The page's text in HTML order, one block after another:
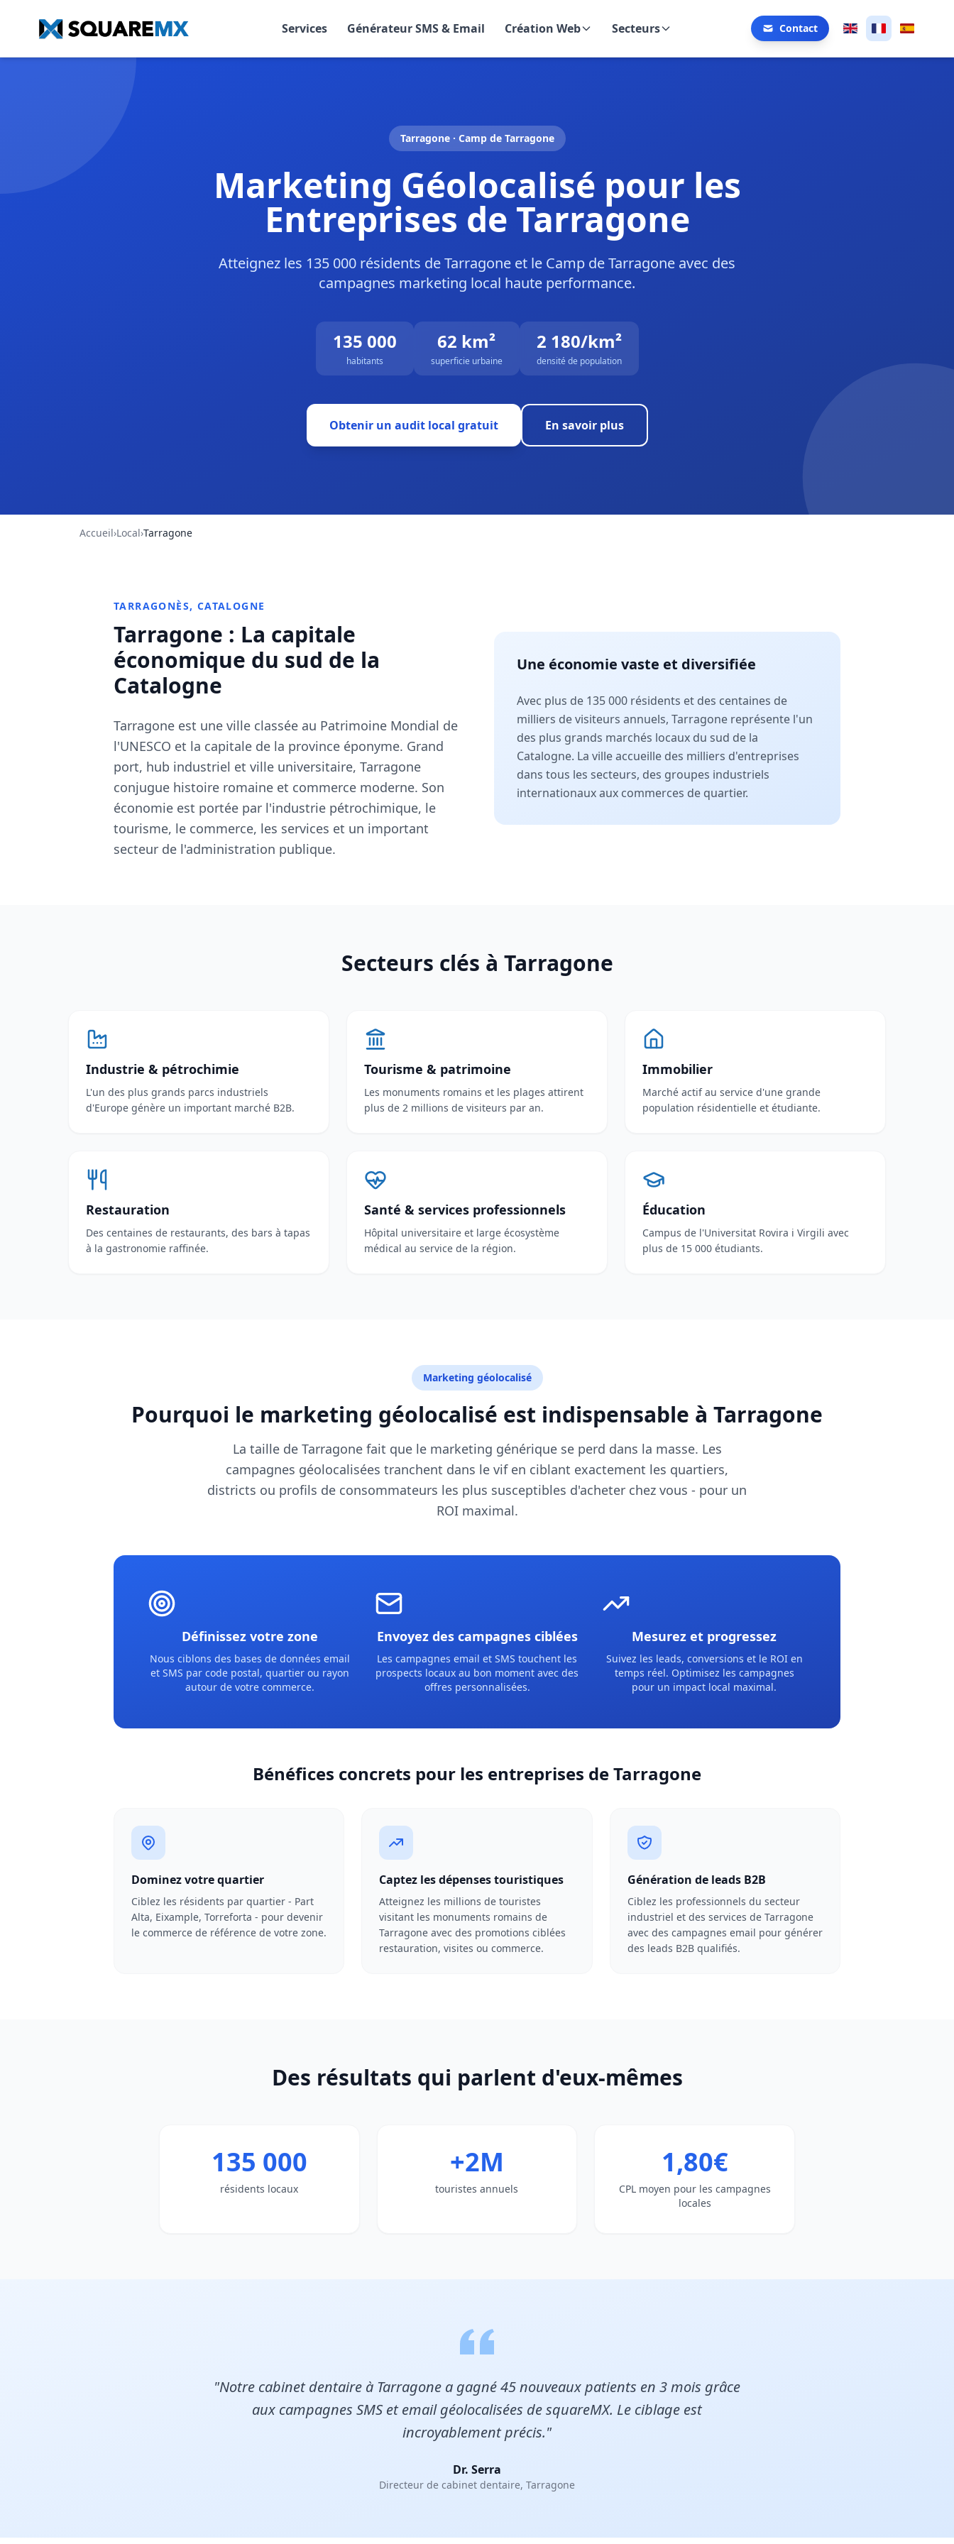
Services Générateur SMS & Email Création Web Secteurs Contact
Tarragone · Camp de Tarragone
Marketing Géolocalisé pour les
Entreprises de Tarragone
Atteignez les 135 000 résidents de Tarragone et le Camp de Tarragone avec des
campagnes marketing local haute performance.
135 000
habitants
62 km²
superficie urbaine
2 180/km²
densité de population
Obtenir un audit local gratuit En savoir plus
Accueil›Local›Tarragone
TARRAGONÈS, CATALOGNE
Tarragone : La capitale
économique du sud de la
Catalogne
Tarragone est une ville classée au Patrimoine Mondial de
l'UNESCO et la capitale de la province éponyme. Grand
port, hub industriel et ville universitaire, Tarragone
conjugue histoire romaine et commerce moderne. Son
économie est portée par l'industrie pétrochimique, le
tourisme, le commerce, les services et un important
secteur de l'administration publique.
Une économie vaste et diversifiée
Avec plus de 135 000 résidents et des centaines de
milliers de visiteurs annuels, Tarragone représente l'un
des plus grands marchés locaux du sud de la
Catalogne. La ville accueille des milliers d'entreprises
dans tous les secteurs, des groupes industriels
internationaux aux commerces de quartier.
Secteurs clés à Tarragone
Industrie & pétrochimie
L'un des plus grands parcs industriels
d'Europe génère un important marché B2B.
Tourisme & patrimoine
Les monuments romains et les plages attirent
plus de 2 millions de visiteurs par an.
Immobilier
Marché actif au service d'une grande
population résidentielle et étudiante.
Restauration
Des centaines de restaurants, des bars à tapas
à la gastronomie raffinée.
Santé & services professionnels
Hôpital universitaire et large écosystème
médical au service de la région.
Éducation
Campus de l'Universitat Rovira i Virgili avec
plus de 15 000 étudiants.
Marketing géolocalisé
Pourquoi le marketing géolocalisé est indispensable à Tarragone
La taille de Tarragone fait que le marketing générique se perd dans la masse. Les
campagnes géolocalisées tranchent dans le vif en ciblant exactement les quartiers,
districts ou profils de consommateurs les plus susceptibles d'acheter chez vous - pour un
ROI maximal.
Définissez votre zone
Nous ciblons des bases de données email
et SMS par code postal, quartier ou rayon
autour de votre commerce.
Envoyez des campagnes ciblées
Les campagnes email et SMS touchent les
prospects locaux au bon moment avec des
offres personnalisées.
Mesurez et progressez
Suivez les leads, conversions et le ROI en
temps réel. Optimisez les campagnes
pour un impact local maximal.
Bénéfices concrets pour les entreprises de Tarragone
Dominez votre quartier
Ciblez les résidents par quartier - Part
Alta, Eixample, Torreforta - pour devenir
le commerce de référence de votre zone.
Captez les dépenses touristiques
Atteignez les millions de touristes
visitant les monuments romains de
Tarragone avec des promotions ciblées
restauration, visites ou commerce.
Génération de leads B2B
Ciblez les professionnels du secteur
industriel et des services de Tarragone
avec des campagnes email pour générer
des leads B2B qualifiés.
Des résultats qui parlent d'eux-mêmes
135 000
résidents locaux
+2M
touristes annuels
1,80€
CPL moyen pour les campagnes
locales
"Notre cabinet dentaire à Tarragone a gagné 45 nouveaux patients en 3 mois grâce
aux campagnes SMS et email géolocalisées de squareMX. Le ciblage est
incroyablement précis."
Dr. Serra
Directeur de cabinet dentaire, Tarragone